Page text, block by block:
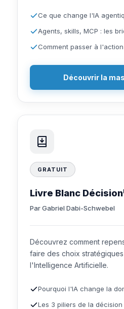
Ce que change l'IA
Agents, skills, MCP : les
Comment passer à
Découvrir la
GRATUIT
Livre Blanc Décision
Par Gabriel Dabi-Schwebel
Découvrez comment
faire des choix
l'Intelligence Artificielle.
Pourquoi l'IA change la
Les 3 piliers de la